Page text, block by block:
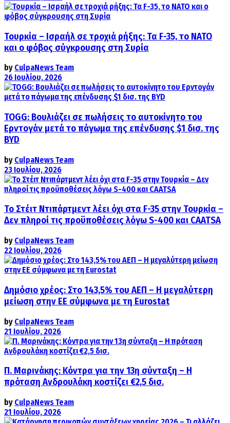
Τουρκία – Ισραήλ σε τροχιά ρήξης: Τα F-35, το ΝΑΤΟ
και ο φόβος σύγκρουσης στη Συρία
by CulpaNews Team
26 Ιουλίου, 2026
TOGG: Βουλιάζει σε πωλήσεις το αυτοκίνητο του
Ερντογάν μετά το πάγωμα της επένδυσης $1 δισ. της
BYD
by CulpaNews Team
23 Ιουλίου, 2026
Το Στέιτ Ντιπάρτμεντ λέει όχι στα F-35 στην Τουρκία –
Δεν πληροί τις προϋποθέσεις λόγω S-400 και CAATSA
by CulpaNews Team
22 Ιουλίου, 2026
Δημόσιο χρέος: Στο 143,5% του ΑΕΠ – Η μεγαλύτερη
μείωση στην ΕΕ σύμφωνα με τη Eurostat
by CulpaNews Team
21 Ιουλίου, 2026
Π. Μαρινάκης: Κόντρα για την 13η σύνταξη – Η
πρόταση Ανδρουλάκη κοστίζει €2,5 δισ.
by CulpaNews Team
21 Ιουλίου, 2026